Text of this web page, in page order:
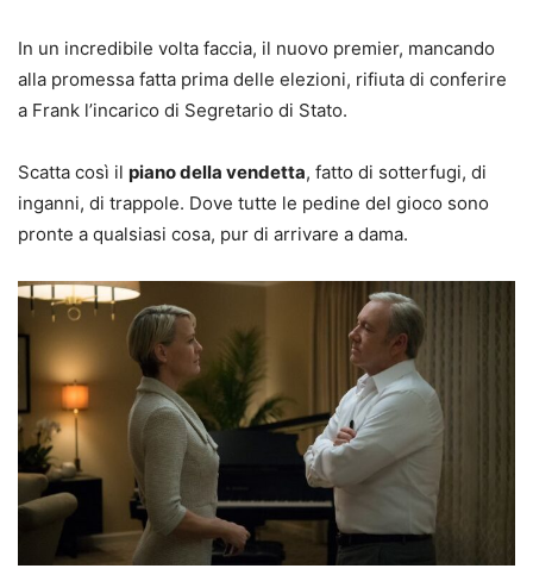
In un incredibile volta faccia, il nuovo premier, mancando
alla promessa fatta prima delle elezioni, rifiuta di conferire
a Frank l’incarico di Segretario di Stato.
Scatta così il piano della vendetta, fatto di sotterfugi, di
inganni, di trappole. Dove tutte le pedine del gioco sono
pronte a qualsiasi cosa, pur di arrivare a dama.